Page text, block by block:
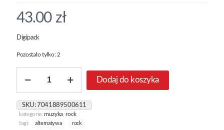
43.00 zł
Digipack
Pozostało tylko: 2
Two
Dodaj do koszyka
SKU: 7041889500611
kategorie:muzyka,rock
tagi:
alternatywa rock